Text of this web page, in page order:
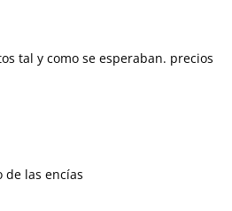
tal y como se esperaban. precios
de las encías